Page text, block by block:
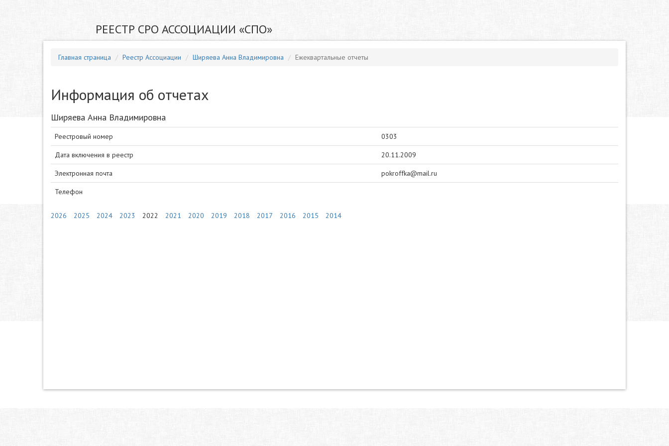
РЕЕСТР СРО АССОЦИАЦИИ «СПО»
Главная страница Реестр Ассоциации Ширяева Анна Владимировна Ежеквартальные отчеты
Информация об отчетах
Ширяева Анна Владимировна
Реестровый номер 0303
Дата включения в реестр 20.11.2009
Электронная почта pokroffka@mail.ru
Телефон
2026 2025 2024 2023 2022 2021 2020 2019 2018 2017 2016 2015 2014